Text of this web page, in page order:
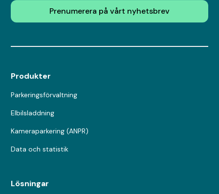
Prenumerera på vårt nyhetsbrev
Produkter
Parkeringsförvaltning
Elbilsladdning
Kameraparkering (ANPR)
Data och statistik
Lösningar